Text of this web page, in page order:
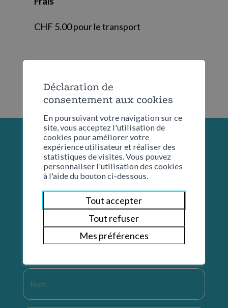
CHF 5.00 pour le transport
Restons en contact
Nom
Déclaration de
consentement aux cookies
En poursuivant votre navigation sur ce
site, vous acceptez l'utilisation de
cookies pour améliorer votre
expérience utilisateur et réaliser des
statistiques de visites. Vous pouvez
personnaliser l'utilisation des cookies
à l'aide du bouton ci-dessous.
Tout accepter
Tout refuser
Mes préférences